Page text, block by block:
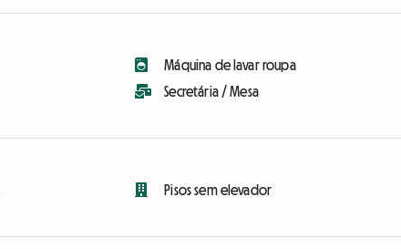
Máquina de lavar roupa
Secretária / Mesa
Pisos sem elevador